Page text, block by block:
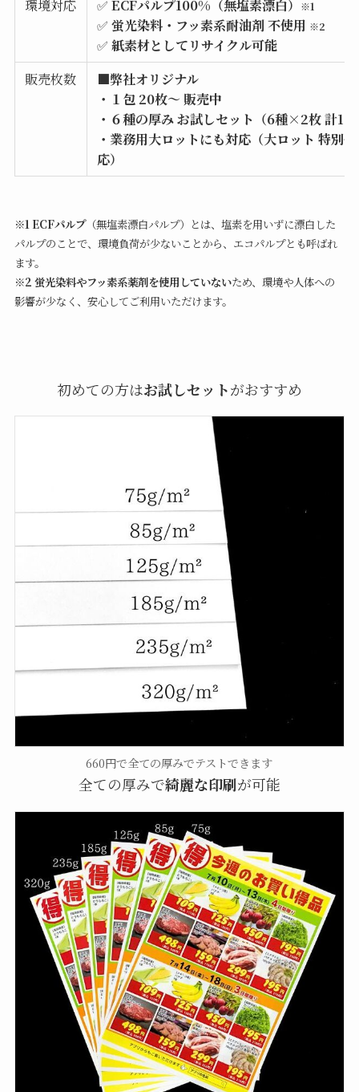
環境対応 ✅ ECFパルプ100%（無塩素漂白） ※1
✅ 蛍光染料・フッ素系耐油剤 不使用 ※2
✅ 紙素材としてリサイクル可能
販売枚数
■弊社オリジナル
・１包 20枚～ 販売中
・６種の厚みお試しセット（6種×2枚 計12
・業務用大ロットにも対応（大ロット 特別
応）
※1 ECFパルプ（無塩素漂白パルプ）とは、塩素を用いずに漂白した
パルプのことで、環境負荷が少ないことから、エコパルプとも呼ばれ
ます。
※2 蛍光染料やフッ素系薬剤を使用していないため、環境や人体への
影響が少なく、安心してご利用いただけます。
初めての方はお試しセットがおすすめ
660円で全ての厚みでテストできます
全ての厚みで綺麗な印刷が可能